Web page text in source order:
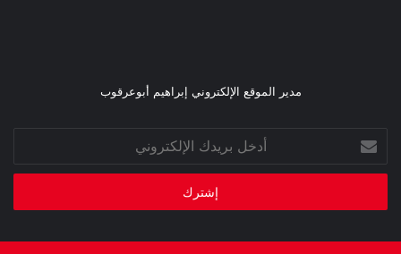
مدير الموقع الإلكتروني إبراهيم أبوعرقوب
بريدك
الإلكتروني